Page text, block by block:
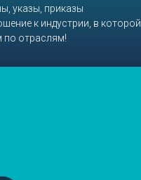
указы, приказы
к индустрии, в которой
по отраслям!